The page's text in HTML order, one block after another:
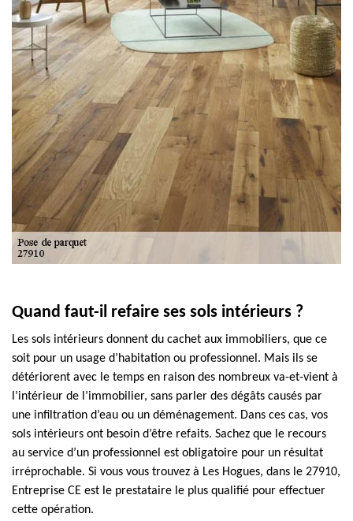
Quand faut-il refaire ses sols intérieurs ?
Les sols intérieurs donnent du cachet aux immobiliers, que ce
soit pour un usage d’habitation ou professionnel. Mais ils se
détériorent avec le temps en raison des nombreux va-et-vient à
l’intérieur de l’immobilier, sans parler des dégâts causés par
une infiltration d’eau ou un déménagement. Dans ces cas, vos
sols intérieurs ont besoin d’être refaits. Sachez que le recours
au service d’un professionnel est obligatoire pour un résultat
irréprochable. Si vous vous trouvez à Les Hogues, dans le 27910,
Entreprise CE est le prestataire le plus qualifié pour effectuer
cette opération.